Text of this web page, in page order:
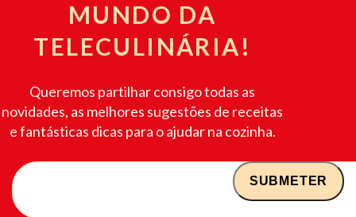
MUNDO DA
TELECULINÁRIA!
Queremos partilhar consigo todas as
novidades, as melhores sugestões de receitas
e fantásticas dicas para o ajudar na cozinha.